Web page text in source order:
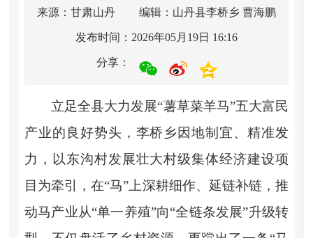
来源：甘肃山丹 编辑：山丹县李桥乡 曹海鹏
发布时间：2026年05月19日 16:16
分享：
立足全县大力发展“薯草菜羊马”五大富民
产业的良好势头，李桥乡因地制宜、精准发
力，以东沟村发展壮大村级集体经济建设项
目为牵引，在“马”上深耕细作、延链补链，推
动马产业从“单一养殖”向“全链条发展”升级转